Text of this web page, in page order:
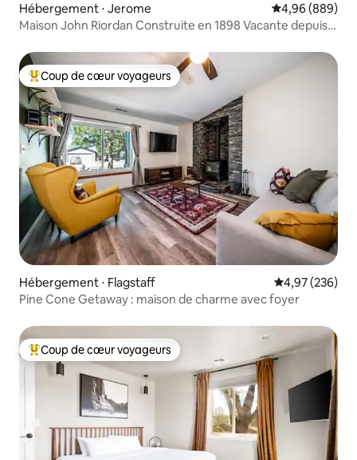
Hébergement ⋅ Jerome Évaluation
4,96 (889)
Maison John Riordan Construite en 1898 Vacante depuis
Coups de cœur voyageurs les plus appréciés
Coup de cœur voyageurs
Hébergement ⋅ Flagstaff Évaluation
4,97 (236)
Pine Cone Getaway : maison de charme avec foyer
Coups de cœur voyageurs les plus appréciés
Coup de cœur voyageurs